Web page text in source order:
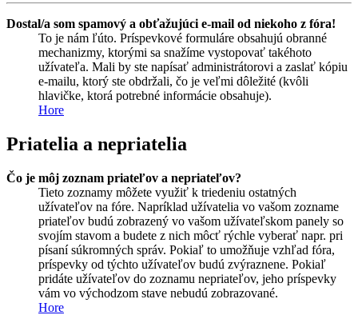
Dostal/a som spamový a obťažujúci e-mail od niekoho z fóra!
To je nám ľúto. Príspevkové formuláre obsahujú obranné
mechanizmy, ktorými sa snažíme vystopovať takéhoto
užívateľa. Mali by ste napísať administrátorovi a zaslať kópiu
e-mailu, ktorý ste obdržali, čo je veľmi dôležité (kvôli
hlavičke, ktorá potrebné informácie obsahuje).
Hore
Priatelia a nepriatelia
Čo je môj zoznam priateľov a nepriateľov?
Tieto zoznamy môžete využiť k triedeniu ostatných
užívateľov na fóre. Napríklad užívatelia vo vašom zozname
priateľov budú zobrazený vo vašom užívateľskom panely so
svojím stavom a budete z nich môcť rýchle vyberať napr. pri
písaní súkromných správ. Pokiaľ to umožňuje vzhľad fóra,
príspevky od týchto užívateľov budú zvýraznene. Pokiaľ
pridáte užívateľov do zoznamu nepriateľov, jeho príspevky
vám vo východzom stave nebudú zobrazované.
Hore